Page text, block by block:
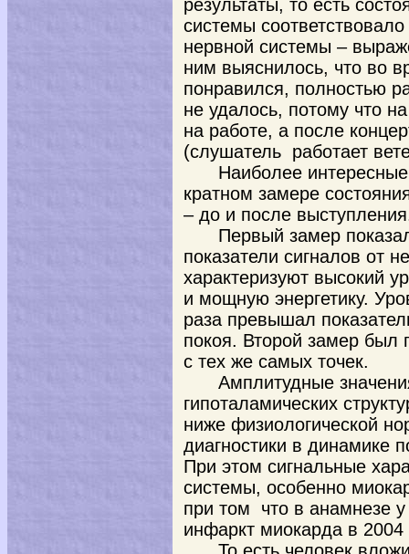
результаты, то есть
системы
нервной системы –
ним выяснилось, что во
понравился, полностью
не удалось, потому что
на работе, а после
(слушатель работает
Наиболее
кратном замере
– до и после
Первый замер
показатели сигналов от
характеризуют высокий
и мощную энергетику.
раза превышал
покоя. Второй замер был
с тех же самых точек.
Амплитудные
гипоталамических
ниже физиологической
диагностики в динамике
При этом сигнальные
системы, особенно
при том что в анамнезе
инфаркт миокарда в 2004